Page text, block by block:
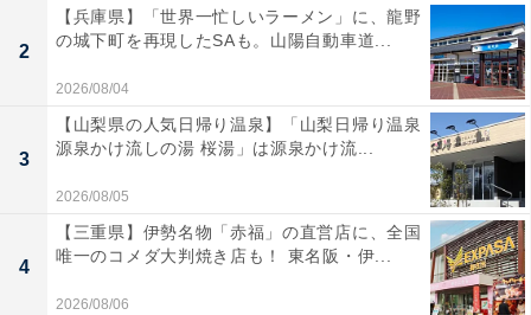
包まれるからです。素敵な雰囲気なので、恋人との距離
も縮まると思いました（20代女性）」「新鮮で美味しい
海鮮から甘いものまで食べ歩きできるし、オルゴールや
ガラスなど一緒に作ることができる。夜はライトアップ
がとてもきれいで思い出に残るデートになった（30代女
性）」などのコメントが寄せられました。
※回答者のコメントは原文ママです
この記事の筆者：福島 ゆき プロフィール
2
【兵庫県】「世界一忙しいラーメン」に、龍野
の城下町を再現したSAも。山陽自動車道...
2026/08/04
3
【山梨県の人気日帰り温泉】「山梨日帰り温泉
源泉かけ流しの湯 桜湯」は源泉かけ流...
2026/08/05
4
【三重県】伊勢名物「赤福」の直営店に、全国
唯一のコメダ大判焼き店も！ 東名阪・伊...
2026/08/06